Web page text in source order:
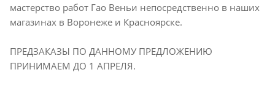
мастерство работ Гао Веньи непосредственно в наших
магазинах в Воронеже и Красноярске.
ПРЕДЗАКАЗЫ ПО ДАННОМУ ПРЕДЛОЖЕНИЮ
ПРИНИМАЕМ ДО 1 АПРЕЛЯ.